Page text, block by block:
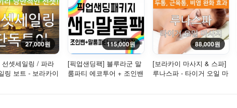
27,000원
셋세일링 / 파라
링 보트 - 보라카이
115,000원
[픽업샌딩팩] 블루라군 말
룸파티 에코투어 + 조인밴
88,000원
[보라카이 마사지 & 스파]
루나스파 - 타이거 오일 마